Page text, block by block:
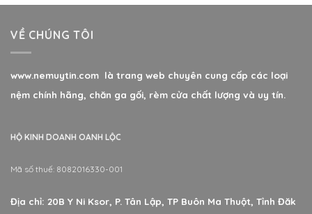
VỀ CHÚNG TÔI
www.nemuytin.com là trang web chuyên cung cấp các loại
nệm chính hãng, chăn ga gối, rèm cửa chất lượng và uy tín.
HỘ KINH DOANH OANH LỘC
Mã số thuế: 8082016330-001
Địa chỉ: 20B Y Ni Ksor, P. Tân Lập, TP Buôn Ma Thuột, Tỉnh Đăk